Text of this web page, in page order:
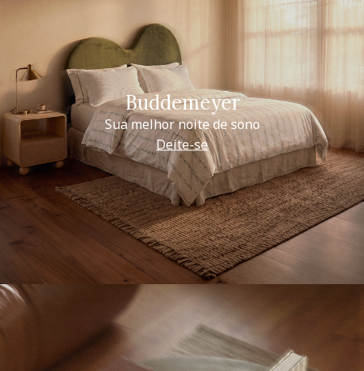
Buddemeyer
Sua melhor noite de sono
Deite-se